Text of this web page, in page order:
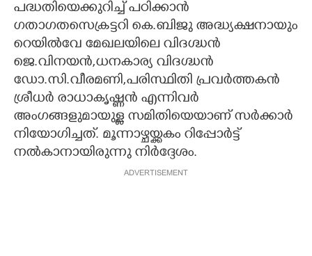
പദ്ധതിയെക്കുറിച്ച് പഠിക്കാൻ
ഗതാഗതസെക്രട്ടറി കെ.ബിജു അദ്ധ്യക്ഷനായും
റെയിൽവേ മേഖലയിലെ വിദഗ്ദ്ധൻ
ജെ.വിനയൻ,ധനകാര്യ വിദഗ്ദ്ധൻ
ഡോ.സി.വീരമണി,പരിസ്ഥിതി പ്രവർത്തകൻ
ശ്രീധർ രാധാകൃഷ്ണൻ എന്നിവർ
അംഗങ്ങളുമായുള്ള സമിതിയെയാണ് സർക്കാർ
നിയോഗിച്ചത്. മൂന്നാഴ്ചയ്ക്കകം റിപ്പോർട്ട്
നൽകാനായിരുന്നു നിർദ്ദേശം.
ADVERTISEMENT